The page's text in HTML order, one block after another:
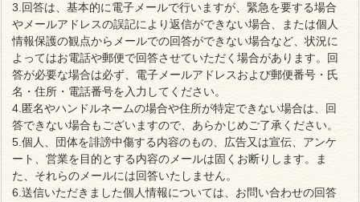
3.回答は、基本的に電子メールで行いますが、緊急を要する場合
やメールアドレスの誤記により返信ができない場合、または個人
情報保護の観点からメールでの回答ができない場合など、状況に
よってはお電話や郵便で回答させていただく場合があります。回
答が必要な場合は必ず、電子メールアドレスおよび郵便番号・氏
名・住所・電話番号を入力してください。
4.匿名やハンドルネームの場合や住所が特定できない場合は、回
答できない場合もございますので、あらかじめご了承ください。
5.個人、団体を誹謗中傷する内容のもの、広告又は宣伝、アンケ
ート、営業を目的とする内容のメールは固くお断りします。ま
た、それらのメールには回答いたしません。
6.送信いただきました個人情報については、お問い合わせの回答